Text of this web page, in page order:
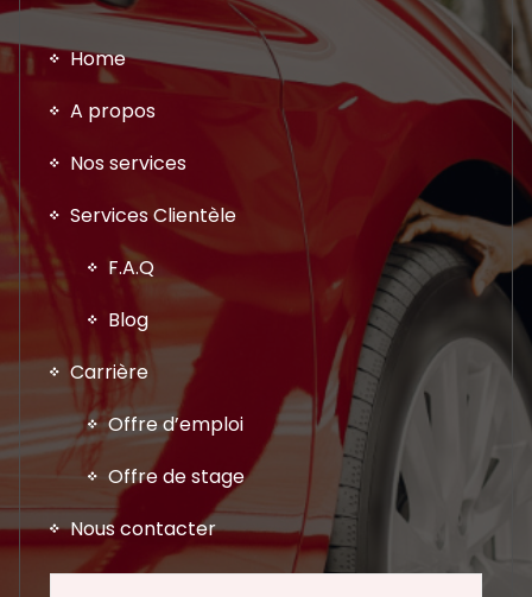
Home
A propos
Nos services
Services Clientèle
F.A.Q
Blog
Carrière
Offre d’emploi
Offre de stage
Nous contacter